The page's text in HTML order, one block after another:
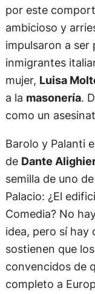
por este
ambicioso y
impulsaron a ser
inmigrantes
mujer, Luisa
a la masonería.
como un
Barolo y Palanti
de Dante
semilla de uno
Palacio: ¿El
Comedia? No
idea, pero sí hay
sostienen que
convencidos de
completo a